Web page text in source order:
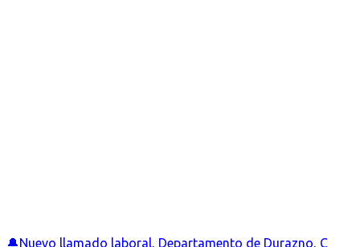
🔔Nuevo llamado laboral, Departamento de Durazno, C